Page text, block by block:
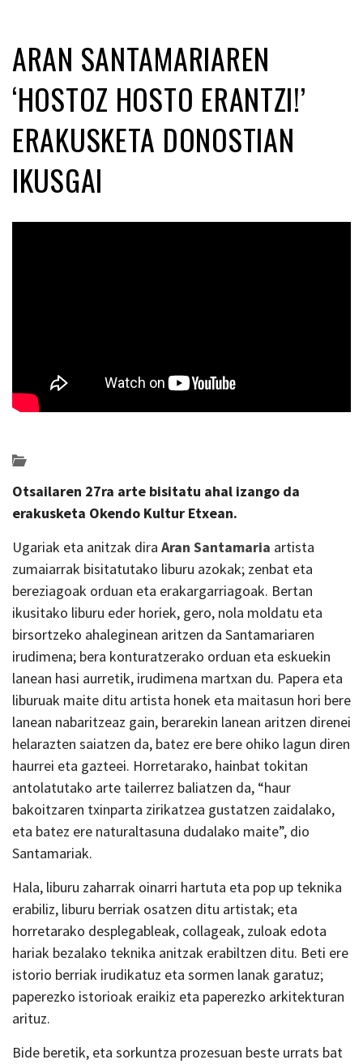
ARAN SANTAMARIAREN
‘HOSTOZ HOSTO ERANTZI!’
ERAKUSKETA DONOSTIAN
IKUSGAI
Otsailaren 27ra arte bisitatu ahal izango da
erakusketa Okendo Kultur Etxean.
Ugariak eta anitzak dira Aran Santamaria artista
zumaiarrak bisitatutako liburu azokak; zenbat eta
bereziagoak orduan eta erakargarriagoak. Bertan
ikusitako liburu eder horiek, gero, nola moldatu eta
birsortzeko ahaleginean aritzen da Santamariaren
irudimena; bera konturatzerako orduan eta eskuekin
lanean hasi aurretik, irudimena martxan du. Papera eta
liburuak maite ditu artista honek eta maitasun hori bere
lanean nabaritzeaz gain, berarekin lanean aritzen direnei
helarazten saiatzen da, batez ere bere ohiko lagun diren
haurrei eta gazteei. Horretarako, hainbat tokitan
antolatutako arte tailerrez baliatzen da, “haur
bakoitzaren txinparta zirikatzea gustatzen zaidalako,
eta batez ere naturaltasuna dudalako maite”, dio
Santamariak.
Hala, liburu zaharrak oinarri hartuta eta pop up teknika
erabiliz, liburu berriak osatzen ditu artistak; eta
horretarako desplegableak, collageak, zuloak edota
hariak bezalako teknika anitzak erabiltzen ditu. Beti ere
istorio berriak irudikatuz eta sormen lanak garatuz;
paperezko istorioak eraikiz eta paperezko arkitekturan
arituz.
Bide beretik, eta sorkuntza prozesuan beste urrats bat